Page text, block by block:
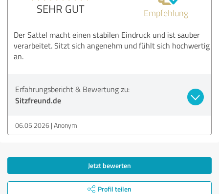
SEHR GUT Empfehlung
Der Sattel macht einen stabilen Eindruck und ist sauber
verarbeitet. Sitzt sich angenehm und fühlt sich hochwertig
an.
Erfahrungsbericht & Bewertung zu:
Sitzfreund.de
06.05.2026 Anonym
Jetzt bewerten
Profil teilen